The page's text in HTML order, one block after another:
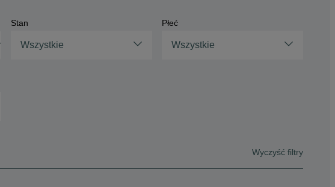
Stan
Wszystkie
Płeć
Wszystkie
Wyczyść filtry